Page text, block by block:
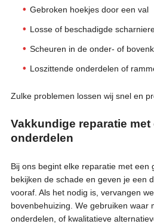
Gebroken hoekjes door een val
Losse of beschadigde
Scheuren in de onder- of
Loszittende onderdelen of
Zulke problemen lossen wij snel en
Vakkundige reparatie met
onderdelen
Bij ons begint elke reparatie met een
bekijken de schade en geven je een
vooraf. Als het nodig is, vervangen
bovenbehuizing. We gebruiken waar
onderdelen, of kwalitatieve